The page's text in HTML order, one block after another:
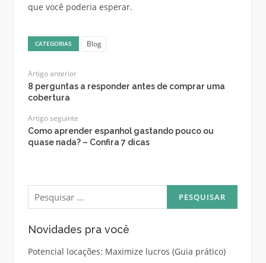
que você poderia esperar.
CATEGORIAS Blog
Artigo anterior
8 perguntas a responder antes de comprar uma
cobertura
Artigo seguinte
Como aprender espanhol gastando pouco ou
quase nada? – Confira 7 dicas
Pesquisar
por:
Novidades pra você
Potencial locações: Maximize lucros (Guia prático)